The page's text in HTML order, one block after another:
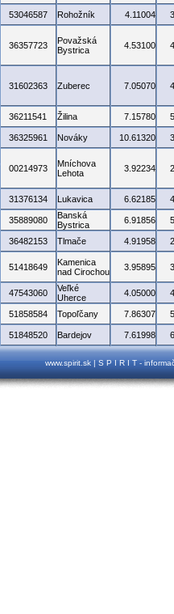
53046587 Rohožník 4.11004
36357723
Považská
Bystrica
4.53100
31602363 Zuberec 7.05070
36211541 Žilina 7.15780
36325961 Nováky 10.61320
00214973
Mníchova
Lehota
3.92234
31376134 Lukavica 6.62185
35889080
Banská
Bystrica
6.91856
36482153 Tlmače 4.91958
51418649
Kamenica
nad Cirochou
3.95895
47543060
Veľké
Uherce
4.05000
51858584 Topoľčany 7.86307
51848520 Bardejov 7.61998
www.spirit.sk | S P I R I T -